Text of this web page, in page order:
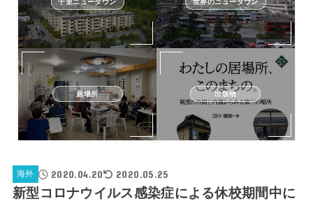
千里ニュータウン 世界のニュータウン
居場所 出版物
海外 2020.04.20 2020.05.25
新型コロナウイルス感染症による休校期間中に